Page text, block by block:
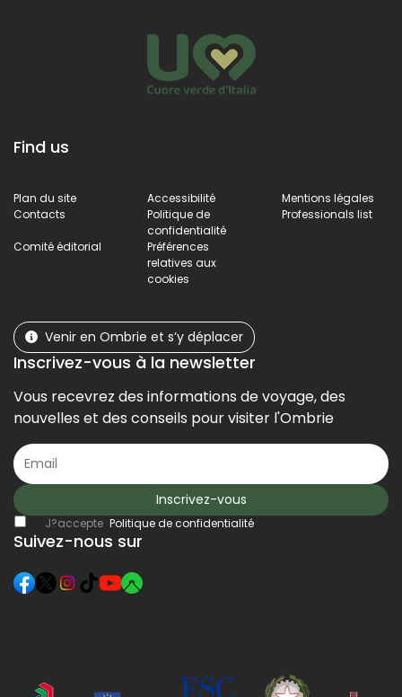
Find us
Plan du site Accessibilité
Mentions légales
Contacts
Politique de
confidentialité
Professionals list
Comité éditorial
Préférences
relatives aux
cookies
Venir en Ombrie et s’y déplacer
Inscrivez-vous à la newsletter
Vous recevrez des informations de voyage, des
nouvelles et des conseils pour visiter l'Ombrie
Inscrivez-vous
J?accepte Politique de confidentialité
Suivez-nous sur